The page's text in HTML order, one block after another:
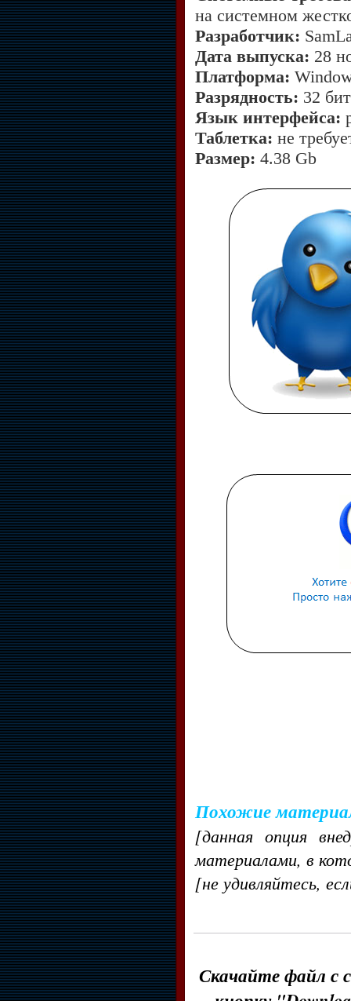
на системном
Разработчик:
Дата выпуска: 28
Платформа:
Разрядность: 32
Язык интерфейса:
Таблетка: не
Размер: 4.38 Gb
Похожие
[данная опция
материалами, в
[не удивляйтесь,
Скачайте файл с